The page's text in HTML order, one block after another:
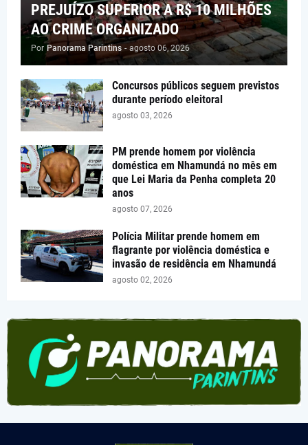
PREJUÍZO SUPERIOR A R$ 10 MILHÕES
AO CRIME ORGANIZADO
Por Panorama Parintins - agosto 06, 2026
Concursos públicos seguem previstos
durante período eleitoral
agosto 03, 2026
PM prende homem por violência
doméstica em Nhamundá no mês em
que Lei Maria da Penha completa 20
anos
agosto 07, 2026
Polícia Militar prende homem em
flagrante por violência doméstica e
invasão de residência em Nhamundá
agosto 02, 2026